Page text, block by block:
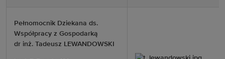
Pełnomocnik Dziekana ds.
Współpracy z Gospodarką
dr inż. Tadeusz LEWANDOWSKI